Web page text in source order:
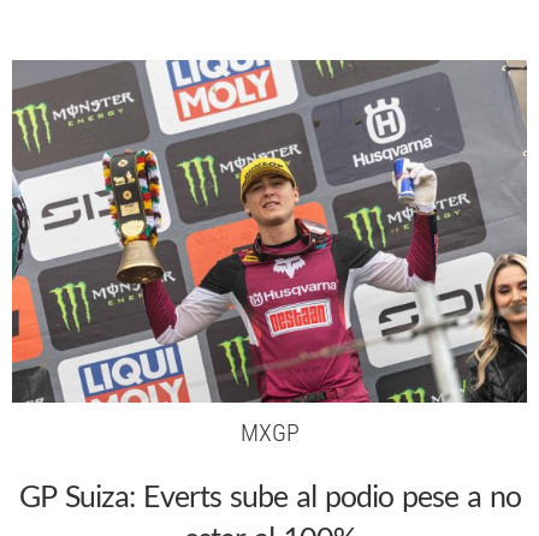
MXGP
GP Suiza: Everts sube al podio pese a no